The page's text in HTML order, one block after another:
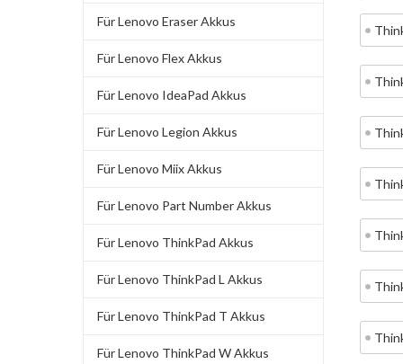
Für Lenovo Eraser Akkus
Für Lenovo Flex Akkus
Für Lenovo IdeaPad Akkus
Für Lenovo Legion Akkus
Für Lenovo Miix Akkus
Für Lenovo Part Number Akkus
Für Lenovo ThinkPad Akkus
Für Lenovo ThinkPad L Akkus
Für Lenovo ThinkPad T Akkus
Für Lenovo ThinkPad W Akkus